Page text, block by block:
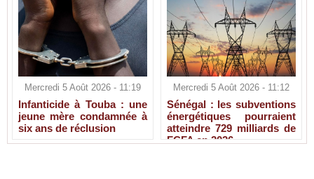
Mercredi 5 Août 2026 - 11:19
Infanticide à Touba : une
jeune mère condamnée à
six ans de réclusion
Mercredi 5 Août 2026 - 11:12
Sénégal : les subventions
énergétiques pourraient
atteindre 729 milliards de
FCFA en 2026